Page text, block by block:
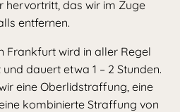
hervortritt, das wir im Zuge
entfernen.
Frankfurt wird in aller Regel
dauert etwa 1 – 2 Stunden.
eine Oberlidstraffung, eine
kombinierte Straffung von